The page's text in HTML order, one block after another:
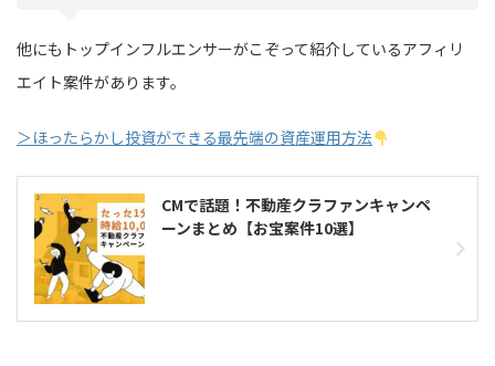
他にもトップインフルエンサーがこぞって紹介しているアフィリ
エイト案件があります。
＞ほったらかし投資ができる最先端の資産運用方法
CMで話題！不動産クラファンキャンペ
ーンまとめ【お宝案件10選】